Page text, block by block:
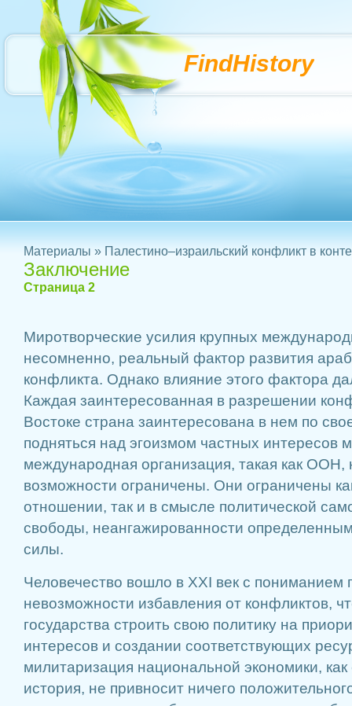
FindHistory
Материалы » Палестино–израильский конфликт в
Заключение
Страница 2
Миротворческие усилия крупных
несомненно, реальный фактор развития
конфликта. Однако влияние этого фактора
Каждая заинтересованная в разрешении
Востоке страна заинтересована в нем по
подняться над эгоизмом частных интересов
международная организация, такая как
возможности ограничены. Они ограничены
отношении, так и в смысле политической
свободы, неангажированности
силы.
Человечество вошло в XXI век с пониманием
невозможности избавления от конфликтов,
государства строить свою политику на
интересов и создании соответствующих
милитаризация национальной экономики, как
история, не привносит ничего